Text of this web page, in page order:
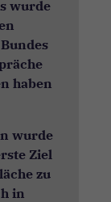
wurde
haben
wurde
Ziel
zu
in